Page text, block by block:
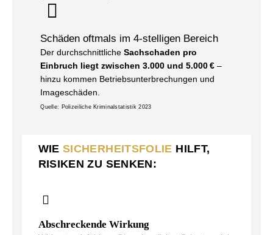
Schäden oftmals im 4-stelligen Bereich
Der durchschnittlicheSachschaden pro
Einbruch liegt zwischen 3.000 und 5.000 € –
hinzu kommen Betriebsunterbrechungen und
Imageschäden.
Quelle: Polizeiliche Kriminalstatistik 2023
WIESICHERHEITSFOLIE HILFT,
RISIKEN ZU SENKEN:
Abschreckende Wirkung